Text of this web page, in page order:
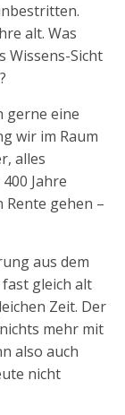
alt. Was
Wissens-Sicht
gerne eine
wir im Raum
alles
Jahre
Rente gehen –
aus dem
gleich alt
Zeit. Der
mehr mit
also auch
nicht